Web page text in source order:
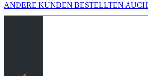
ANDERE KUNDEN BESTELLTEN AUCH